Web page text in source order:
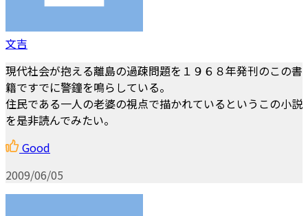
文吉
現代社会が抱える離島の過疎問題を１９６８年発刊のこの書
籍ですでに警鐘を鳴らしている。
住民である一人の老婆の視点で描かれているというこの小説
を是非読んでみたい。
Good
2009/06/05